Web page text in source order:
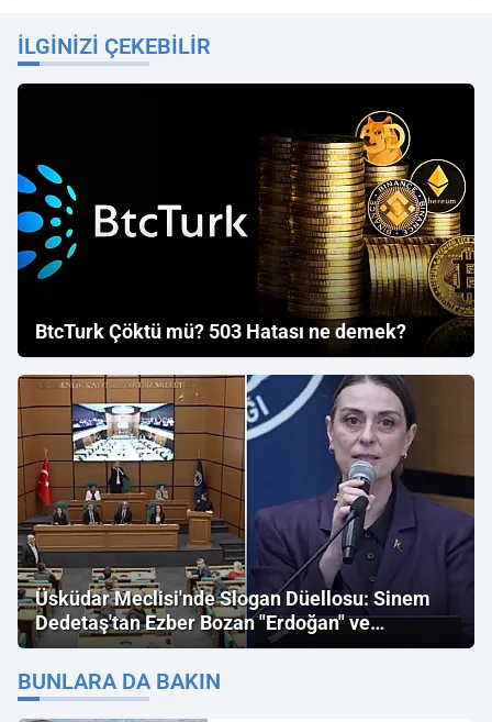
İLGINIZI ÇEKEBILIR
BtcTurk Çöktü mü? 503 Hatası ne demek?
Üsküdar Meclisi'nde Slogan Düellosu: Sinem
Dedetaş'tan Ezber Bozan "Erdoğan" ve
"İmamoğlu" Çıkışı!
BUNLARA DA BAKIN